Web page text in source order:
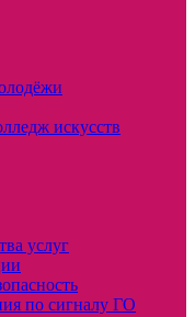
искусств
услуг
по сигналу ГО